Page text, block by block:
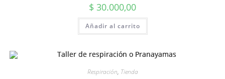
$ 30.000,00
Añadir al carrito
Respiración, Tienda